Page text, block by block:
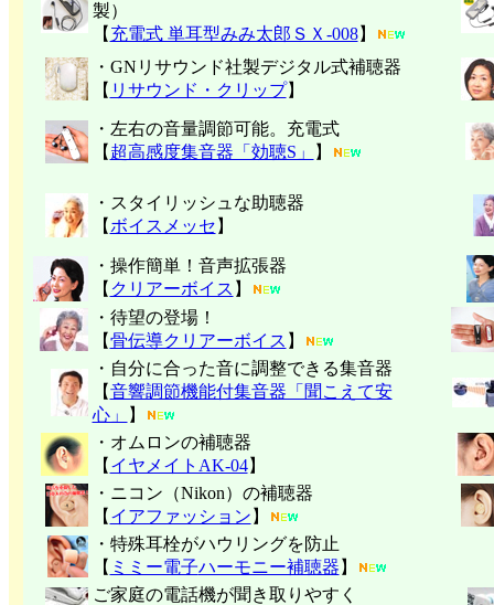
製）
【 充電式 単耳型みみ太郎ＳＸ-008】
・GNリサウンド社製デジタル式補聴器
【 リサウンド・クリップ】
・左右の音量調節可能。充電式
【 超高感度集音器「効聴S」 】
・スタイリッシュな助聴器
【 ボイスメッセ 】
・操作簡単！音声拡張器
【 クリアーボイス 】
・待望の登場！
【骨伝導クリアーボイス 】
・自分に合った音に調整できる集音器
【音響調節機能付集音器「聞こえて安
心」
】
・オムロンの補聴器
【 イヤメイトAK-04】
・ニコン（Nikon）の補聴器
【 イアファッション 】
・特殊耳栓がハウリングを防止
【 ミミー電子ハーモニー補聴器 】
ご家庭の電話機が聞き取りやすく